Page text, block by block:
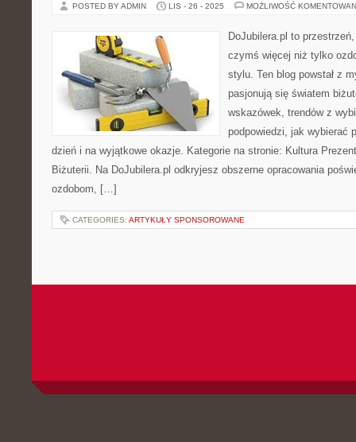
POSTED BY ADMIN LIS - 26 - 2025 MOŻLIWOŚĆ
DoJubilera.pl to
czymś więcej niż tylko
stylu. Ten blog powstał z
pasjonują się światem
wskazówek, trendów z
podpowiedzi, jak wybierać
dzień i na wyjątkowe okazje. Kategorie na stronie: Kultura
Biżuterii. Na DoJubilera.pl odkryjesz obszerne opracowania
ozdobom, […]
CATEGORIES: ARTYKUŁY SPONSOROWANE